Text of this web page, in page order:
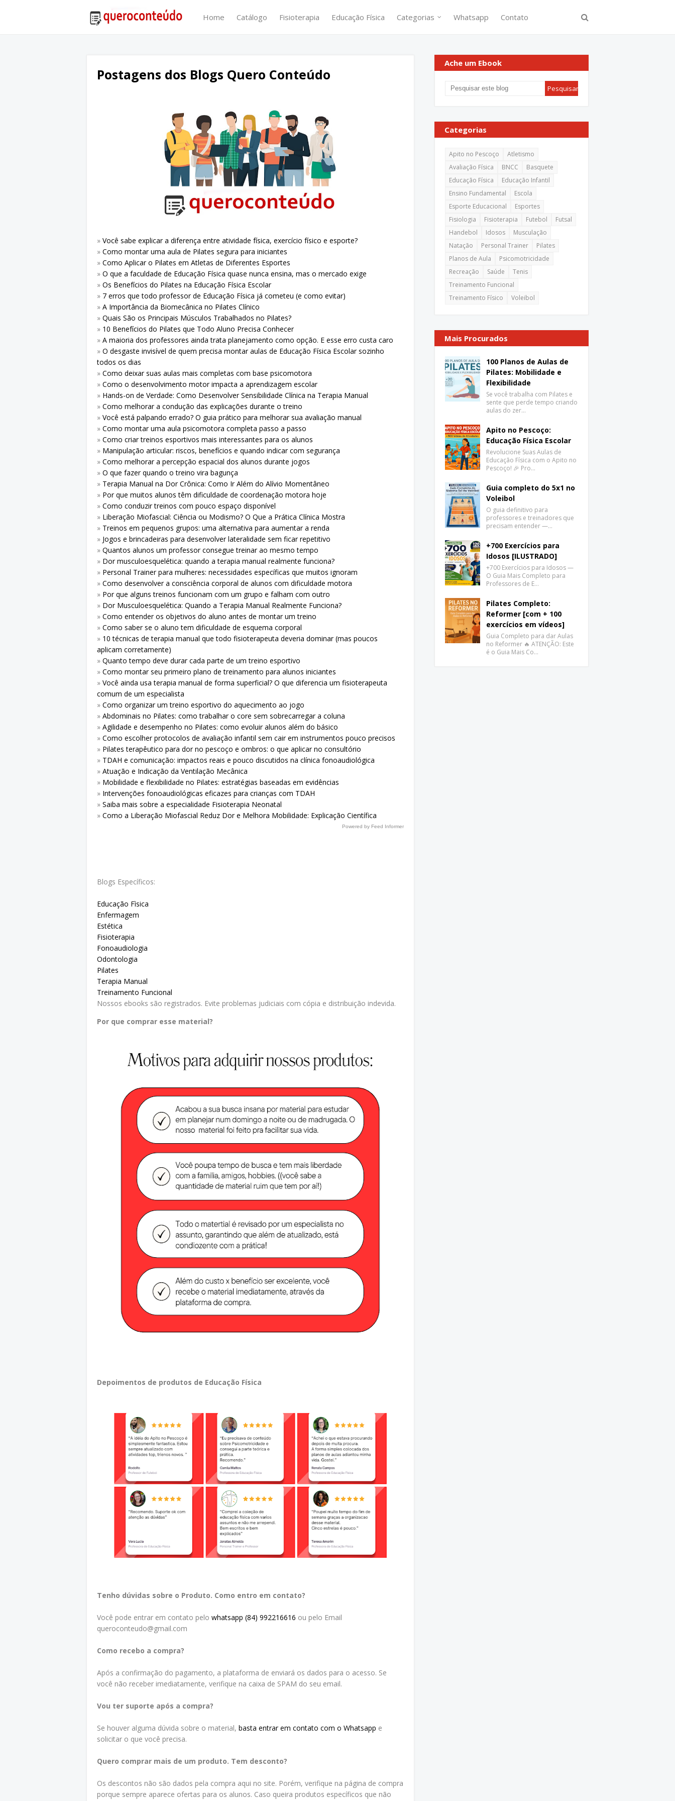
Home Catálogo Fisioterapia Educação Física Categorias Whatsapp Contato
Postagens dos Blogs Quero Conteúdo
» Você sabe explicar a diferença entre atividade física, exercício físico e esporte?
» Como montar uma aula de Pilates segura para iniciantes
» Como Aplicar o Pilates em Atletas de Diferentes Esportes
» O que a faculdade de Educação Física quase nunca ensina, mas o mercado exige
» Os Benefícios do Pilates na Educação Física Escolar
» 7 erros que todo professor de Educação Física já cometeu (e como evitar)
» A Importância da Biomecânica no Pilates Clínico
» Quais São os Principais Músculos Trabalhados no Pilates?
» 10 Benefícios do Pilates que Todo Aluno Precisa Conhecer
» A maioria dos professores ainda trata planejamento como opção. E esse erro custa caro
» O desgaste invisível de quem precisa montar aulas de Educação Física Escolar sozinho
todos os dias
» Como deixar suas aulas mais completas com base psicomotora
» Como o desenvolvimento motor impacta a aprendizagem escolar
» Hands-on de Verdade: Como Desenvolver Sensibilidade Clínica na Terapia Manual
» Como melhorar a condução das explicações durante o treino
» Você está palpando errado? O guia prático para melhorar sua avaliação manual
» Como montar uma aula psicomotora completa passo a passo
» Como criar treinos esportivos mais interessantes para os alunos
» Manipulação articular: riscos, benefícios e quando indicar com segurança
» Como melhorar a percepção espacial dos alunos durante jogos
» O que fazer quando o treino vira bagunça
» Terapia Manual na Dor Crônica: Como Ir Além do Alívio Momentâneo
» Por que muitos alunos têm dificuldade de coordenação motora hoje
» Como conduzir treinos com pouco espaço disponível
» Liberação Miofascial: Ciência ou Modismo? O Que a Prática Clínica Mostra
» Treinos em pequenos grupos: uma alternativa para aumentar a renda
» Jogos e brincadeiras para desenvolver lateralidade sem ficar repetitivo
» Quantos alunos um professor consegue treinar ao mesmo tempo
» Dor musculoesquelética: quando a terapia manual realmente funciona?
» Personal Trainer para mulheres: necessidades específicas que muitos ignoram
» Como desenvolver a consciência corporal de alunos com dificuldade motora
» Por que alguns treinos funcionam com um grupo e falham com outro
» Dor Musculoesquelética: Quando a Terapia Manual Realmente Funciona?
» Como entender os objetivos do aluno antes de montar um treino
» Como saber se o aluno tem dificuldade de esquema corporal
» 10 técnicas de terapia manual que todo fisioterapeuta deveria dominar (mas poucos
aplicam corretamente)
» Quanto tempo deve durar cada parte de um treino esportivo
» Como montar seu primeiro plano de treinamento para alunos iniciantes
» Você ainda usa terapia manual de forma superficial? O que diferencia um fisioterapeuta
comum de um especialista
» Como organizar um treino esportivo do aquecimento ao jogo
» Abdominais no Pilates: como trabalhar o core sem sobrecarregar a coluna
» Agilidade e desempenho no Pilates: como evoluir alunos além do básico
» Como escolher protocolos de avaliação infantil sem cair em instrumentos pouco precisos
» Pilates terapêutico para dor no pescoço e ombros: o que aplicar no consultório
» TDAH e comunicação: impactos reais e pouco discutidos na clínica fonoaudiológica
» Atuação e Indicação da Ventilação Mecânica
» Mobilidade e flexibilidade no Pilates: estratégias baseadas em evidências
» Intervenções fonoaudiológicas eficazes para crianças com TDAH
» Saiba mais sobre a especialidade Fisioterapia Neonatal
» Como a Liberação Miofascial Reduz Dor e Melhora Mobilidade: Explicação Científica
Powered by Feed Informer
Blogs Específicos:
Educação Fìsica
Enfermagem
Estética
Fisioterapia
Fonoaudiologia
Odontologia
Pilates
Terapia Manual
Treinamento Funcional
Nossos ebooks são registrados. Evite problemas judiciais com cópia e distribuição indevida.
Por que comprar esse material?
Depoimentos de produtos de Educação Física
Tenho dúvidas sobre o Produto. Como entro em contato?
Você pode entrar em contato pelo whatsapp (84) 992216616 ou pelo Email
queroconteudo@gmail.com
Como recebo a compra?
Após a confirmação do pagamento, a plataforma de enviará os dados para o acesso. Se
você não receber imediatamente, verifique na caixa de SPAM do seu email.
Vou ter suporte após a compra?
Se houver alguma dúvida sobre o material, basta entrar em contato com o Whatsapp e
solicitar o que você precisa.
Quero comprar mais de um produto. Tem desconto?
Os descontos não são dados pela compra aqui no site. Porém, verifique na página de compra
porque sempre aparece ofertas para os alunos. Caso queira produtos específicos que não
Ache um Ebook
Categorias
Apito no Pescoço
Atletismo
Avaliação Física
BNCC
Basquete
Educação Física
Educação Infantil
Ensino Fundamental
Escola
Esporte Educacional
Esportes
Fisiologia
Fisioterapia Futebol
Futsal
Handebol
Idosos
Musculação
Natação
Personal Trainer
Pilates
Planos de Aula
Psicomotricidade
Recreação
Saúde
Tenis
Treinamento Funcional
Treinamento Físico
Voleibol
Mais Procurados
100 Planos de Aulas de
Pilates: Mobilidade e
Flexibilidade
Se você trabalha com Pilates e
sente que perde tempo criando
aulas do zer…
Apito no Pescoço:
Educação Física Escolar
Revolucione Suas Aulas de
Educação Física com o Apito no
Pescoço! 🎉 Pro…
Guia completo do 5x1 no
Voleibol
O guia definitivo para
professores e treinadores que
precisam entender —…
+700 Exercícios para
Idosos [ILUSTRADO]
+700 Exercícios para Idosos —
O Guia Mais Completo para
Professores de E…
Pilates Completo:
Reformer [com + 100
exercícios em vídeos]
Guia Completo para dar Aulas
no Reformer 🔥 ATENÇÃO: Este
é o Guia Mais Co…